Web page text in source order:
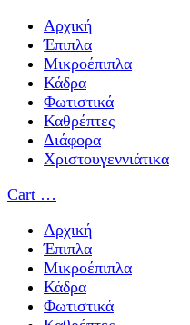
Αρχική
Έπιπλα
Μικροέπιπλα
Κάδρα
Φωτιστικά
Καθρέπτες
Διάφορα
Χριστουγεννιάτικα
Cart …
Αρχική
Έπιπλα
Μικροέπιπλα
Κάδρα
Φωτιστικά